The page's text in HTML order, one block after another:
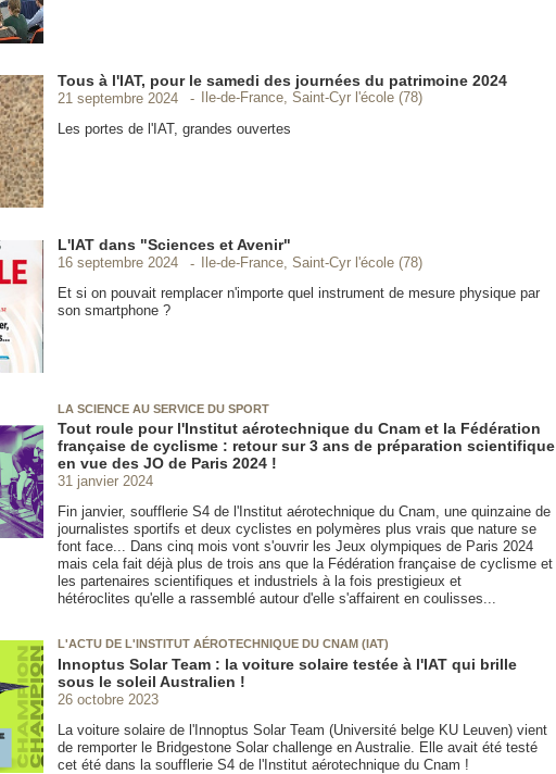
Tous à l'IAT, pour le samedi des journées du patrimoine 2024
21 septembre 2024
Ile-de-France, Saint-Cyr l'école (78)
Les portes de l'IAT, grandes ouvertes
L'IAT dans "Sciences et Avenir"
16 septembre 2024
Ile-de-France, Saint-Cyr l'école (78)
Et si on pouvait remplacer n'importe quel instrument de mesure physique par
son smartphone ?
LA SCIENCE AU SERVICE DU SPORT
Tout roule pour l'Institut aérotechnique du Cnam et la Fédération
française de cyclisme : retour sur 3 ans de préparation scientifique
en vue des JO de Paris 2024 !
31 janvier 2024
Fin janvier, soufflerie S4 de l'Institut aérotechnique du Cnam, une quinzaine de
journalistes sportifs et deux cyclistes en polymères plus vrais que nature se
font face... Dans cinq mois vont s'ouvrir les Jeux olympiques de Paris 2024
mais cela fait déjà plus de trois ans que la Fédération française de cyclisme et
les partenaires scientifiques et industriels à la fois prestigieux et
hétéroclites qu'elle a rassemblé autour d'elle s'affairent en coulisses...
L'ACTU DE L'INSTITUT AÉROTECHNIQUE DU CNAM (IAT)
Innoptus Solar Team : la voiture solaire testée à l'IAT qui brille
sous le soleil Australien !
26 octobre 2023
La voiture solaire de l'Innoptus Solar Team (Université belge KU Leuven) vient
de remporter le Bridgestone Solar challenge en Australie. Elle avait été testé
cet été dans la soufflerie S4 de l'Institut aérotechnique du Cnam !